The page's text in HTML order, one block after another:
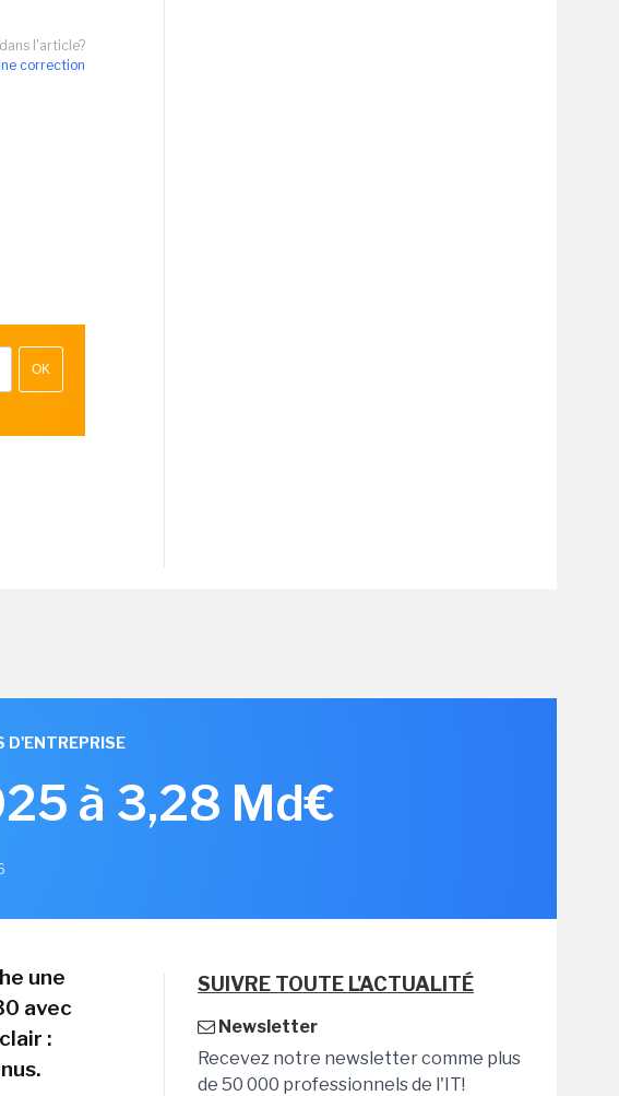
l'article?
correction
OK
D'ENTREPRISE
à 3,28 Md€
une
avec
:
SUIVRE TOUTE L'ACTUALITÉ
Newsletter
Recevez notre newsletter comme plus
de 50 000 professionnels de l'IT!